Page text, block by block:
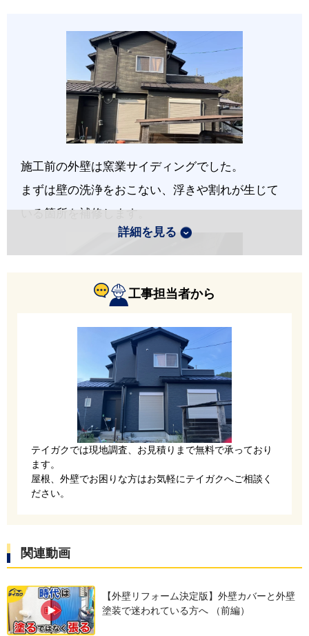
施工前の外壁は窯業サイディングでした。
まずは壁の洗浄をおこない、浮きや割れが生じて
いる箇所を補修します。
銅縁と呼ばれる下地を取り付けて、古い外壁と新
詳細を見る
工事担当者から
テイガクでは現地調査、お見積りまで無料で承っており
ます。
屋根、外壁でお困りな方はお気軽にテイガクへご相談く
ださい。
関連動画
【外壁リフォーム決定版】外壁カバーと外壁
塗装で迷われている方へ （前編）